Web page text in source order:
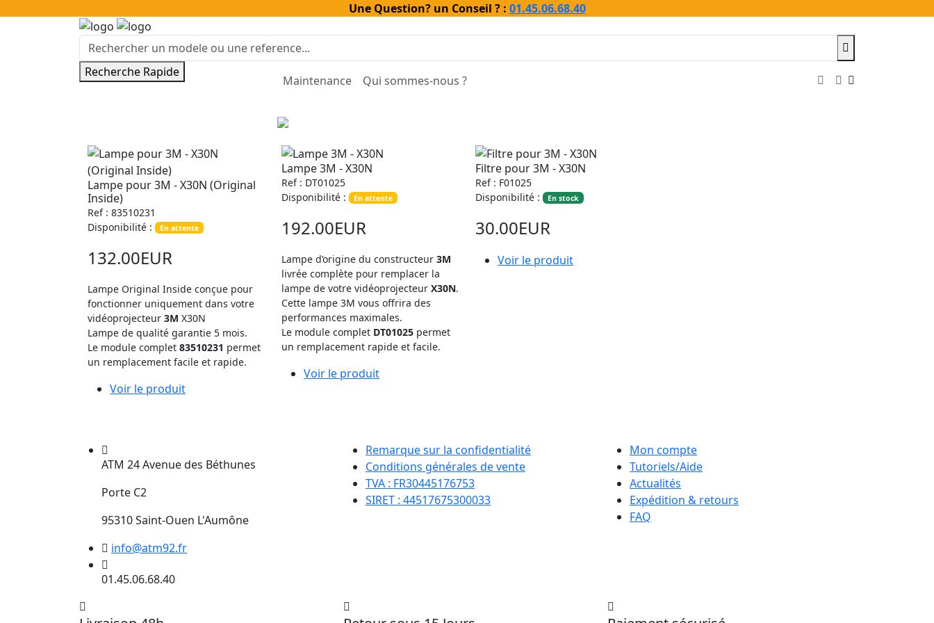
Une Question? un Conseil ? : 01.45.06.68.40
Recherche Rapide
Maintenance Qui sommes-nous ?
Lampe pour 3M - X30N (Original
Inside)
Ref : 83510231
Disponibilité :
En attente
132.00EUR
Lampe Original Inside conçue pour
fonctionner uniquement dans votre
vidéoprojecteur 3M X30N
Lampe de qualité garantie 5 mois.
Le module complet 83510231 permet
un remplacement facile et rapide.
Voir le produit
Lampe 3M - X30N
Ref : DT01025
Disponibilité :
En attente
192.00EUR
Lampe d’origine du constructeur 3M
livrée complète pour remplacer la
lampe de votre vidéoprojecteur X30N.
Cette lampe 3M vous offrira des
performances maximales.
Le module complet DT01025 permet
un remplacement rapide et facile.
Voir le produit
Filtre pour 3M - X30N
Ref : F01025
Disponibilité :
En stock
30.00EUR
Voir le produit
ATM 24 Avenue des Béthunes
Porte C2
95310 Saint-Ouen L'Aumône
info@atm92.fr
01.45.06.68.40
Remarque sur la confidentialité
Conditions générales de vente
TVA : FR30445176753
SIRET : 44517675300033
Mon compte
Tutoriels/Aide
Actualités
Expédition & retours
FAQ